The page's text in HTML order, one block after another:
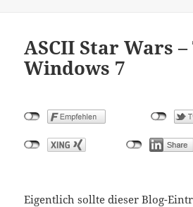
ASCII Star Wars
Windows 7
Eigentlich sollte dieser Blog-